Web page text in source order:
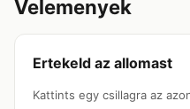
Velemenyek
Ertekeld az allomast
Kattints egy csillagra az